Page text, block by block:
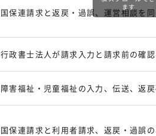
国保連請求と返戻・過誤、運営相談を
行政書士法人が請求入力と請求前の確
障害福祉・児童福祉の入力、伝送、返
国保連請求と利用者請求、返戻・過誤
ます